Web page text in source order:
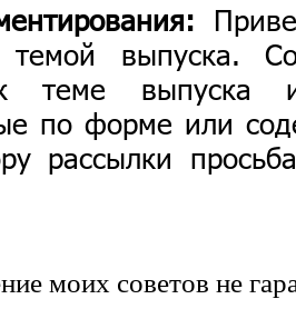
темой выпуска.
теме выпуска
по форме или
рассылки
моих советов не